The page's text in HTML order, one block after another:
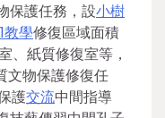
保護任務，設小樹
教學修復區域面積
、紙質修復室等，
文物保護修復任
護交流中間指導